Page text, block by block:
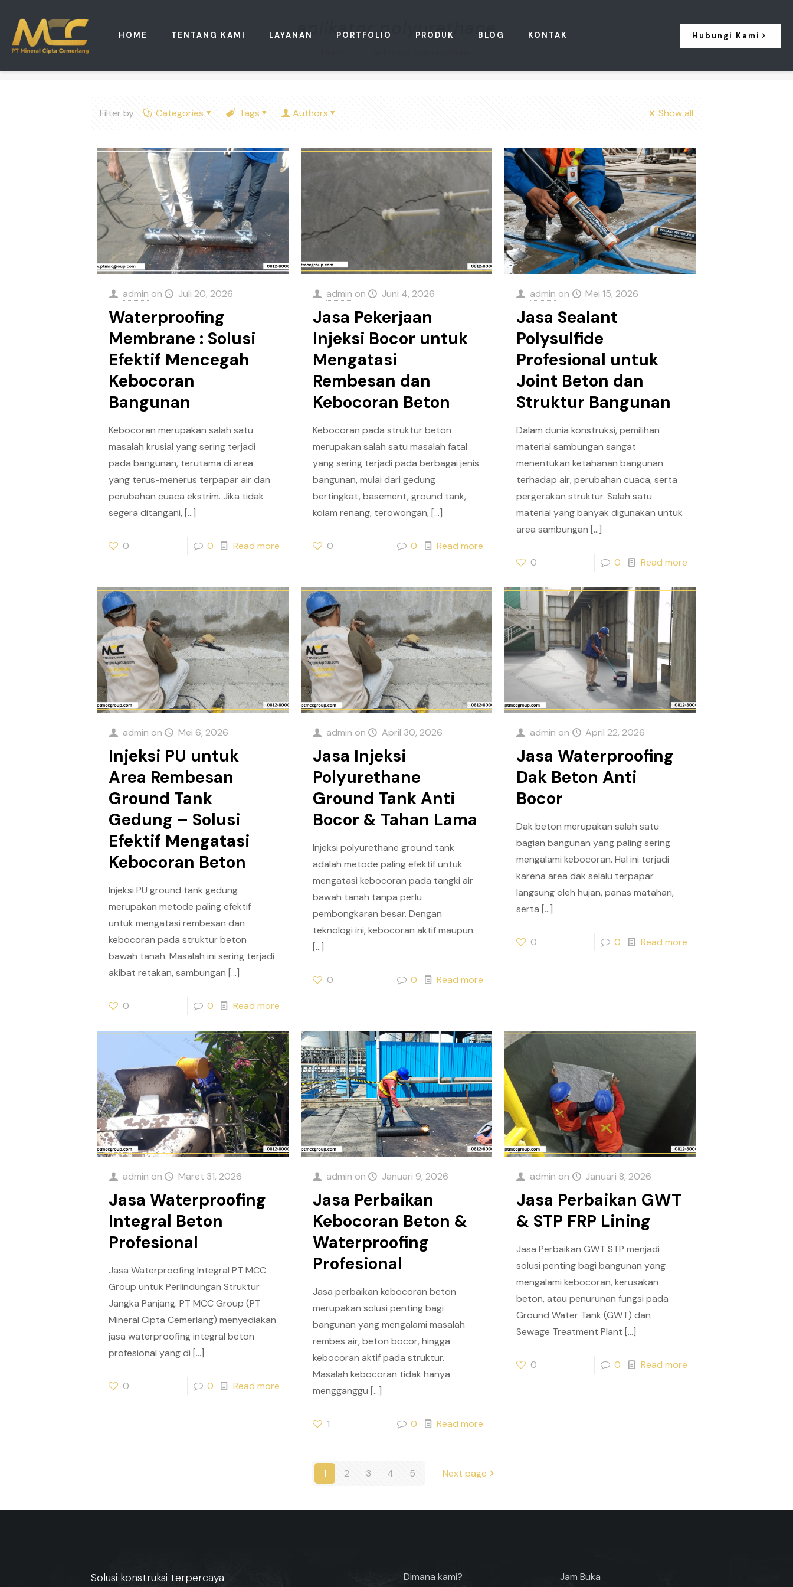
HOME TENTANG KAMI LAYANAN PORTFOLIO PRODUK BLOG KONTAK Hubungi Kami
aplikator polyurethane
Filter by Categories Tags Authors Show all
admin on Juli 20, 2026
Waterproofing
Membrane : Solusi
Efektif Mencegah
Kebocoran
Bangunan
Kebocoran merupakan salah satu
masalah krusial yang sering terjadi
pada bangunan, terutama di area
yang terus-menerus terpapar air dan
perubahan cuaca ekstrim. Jika tidak
segera ditangani, […]
0 0 Read more
admin on Juni 4, 2026
Jasa Pekerjaan
Injeksi Bocor untuk
Mengatasi
Rembesan dan
Kebocoran Beton
Kebocoran pada struktur beton
merupakan salah satu masalah fatal
yang sering terjadi pada berbagai jenis
bangunan, mulai dari gedung
bertingkat, basement, ground tank,
kolam renang, terowongan, […]
0 0 Read more
admin on Mei 15, 2026
Jasa Sealant
Polysulfide
Profesional untuk
Joint Beton dan
Struktur Bangunan
Dalam dunia konstruksi, pemilihan
material sambungan sangat
menentukan ketahanan bangunan
terhadap air, perubahan cuaca, serta
pergerakan struktur. Salah satu
material yang banyak digunakan untuk
area sambungan […]
0 0 Read more
admin on Mei 6, 2026
Injeksi PU untuk
Area Rembesan
Ground Tank
Gedung – Solusi
Efektif Mengatasi
Kebocoran Beton
Injeksi PU ground tank gedung
merupakan metode paling efektif
untuk mengatasi rembesan dan
kebocoran pada struktur beton
bawah tanah. Masalah ini sering terjadi
akibat retakan, sambungan […]
0 0 Read more
admin on April 30, 2026
Jasa Injeksi
Polyurethane
Ground Tank Anti
Bocor & Tahan Lama
Injeksi polyurethane ground tank
adalah metode paling efektif untuk
mengatasi kebocoran pada tangki air
bawah tanah tanpa perlu
pembongkaran besar. Dengan
teknologi ini, kebocoran aktif maupun
[…]
0 0 Read more
admin on April 22, 2026
Jasa Waterproofing
Dak Beton Anti
Bocor
Dak beton merupakan salah satu
bagian bangunan yang paling sering
mengalami kebocoran. Hal ini terjadi
karena area dak selalu terpapar
langsung oleh hujan, panas matahari,
serta […]
0 0 Read more
admin on Maret 31, 2026
Jasa Waterproofing
Integral Beton
Profesional
Jasa Waterproofing Integral PT MCC
Group untuk Perlindungan Struktur
Jangka Panjang. PT MCC Group (PT
Mineral Cipta Cemerlang) menyediakan
jasa waterproofing integral beton
profesional yang di […]
0 0 Read more
admin on Januari 9, 2026
Jasa Perbaikan
Kebocoran Beton &
Waterproofing
Profesional
Jasa perbaikan kebocoran beton
merupakan solusi penting bagi
bangunan yang mengalami masalah
rembes air, beton bocor, hingga
kebocoran aktif pada struktur.
Masalah kebocoran tidak hanya
mengganggu […]
1 0 Read more
admin on Januari 8, 2026
Jasa Perbaikan GWT
& STP FRP Lining
Jasa Perbaikan GWT STP menjadi
solusi penting bagi bangunan yang
mengalami kebocoran, kerusakan
beton, atau penurunan fungsi pada
Ground Water Tank (GWT) dan
Sewage Treatment Plant […]
0 0 Read more
1 2 3 4 5 Next page
Solusi konstruksi terpercaya
Dimana kami?
Jam Buka